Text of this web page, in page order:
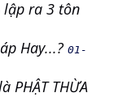
lập ra 3 tôn
Hay...? 01-
PHẬT THỪA